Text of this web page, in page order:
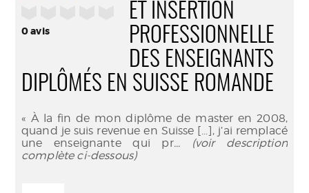
0avis
ET INSERTION
PROFESSIONNELLE
DES ENSEIGNANTS
DIPLÔMÉS EN SUISSE ROMANDE
« À la fin de mon diplôme de master en 2008,
quand je suis revenue en Suisse [...], j’ai remplacé
une enseignante qui pr... (voir description
complète ci-dessous)